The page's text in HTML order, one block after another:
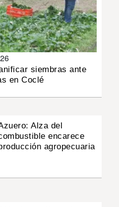
siembras ante
en Coclé
Alza del
encarece
agropecuaria